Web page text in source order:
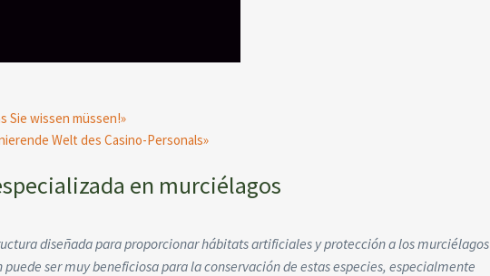
Sie wissen müssen!»
Welt des Casino-Personals»
en murciélagos
diseñada para proporcionar hábitats artificiales y protección a los murciélagos
ser muy beneficiosa para la conservación de estas especies, especialmente